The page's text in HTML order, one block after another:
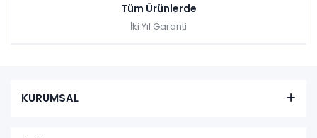
Tüm Ürünlerde
İki Yıl Garanti
KURUMSAL